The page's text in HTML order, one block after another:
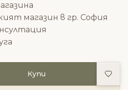
магазин в гр. София
Купи